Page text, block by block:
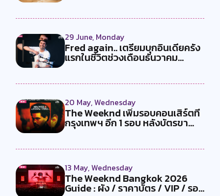
29 June, Monday
Fred again.. เตรียมบุกอินเดียครั้ง
แรกในชีวิตช่วงเดือนธันวาคม...
20 May, Wednesday
The Weeknd เพิ่มรอบคอนเสิร์ตที่
กรุงเทพฯ อีก 1 รอบ หลังบัตรขา...
13 May, Wednesday
The Weeknd Bangkok 2026
Guide : ผัง / ราคาบัตร / VIP / รอบ